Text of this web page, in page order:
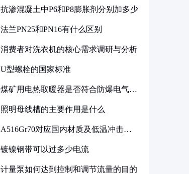
抗渗混凝土中P6和P8膨胀剂分别加多少
法兰PN25和PN16有什么区别
消费者对洗衣机的核心需求调研与分析
U型螺栓的国家标准
煤矿用电热取暖器是否符合防爆电气设
照明母线槽的主要作用是什么
A516Gr70对应国内材质及低温冲击要
镀镍钢带可以过多少电流
计量泵如何达到控制和调节流量的目的